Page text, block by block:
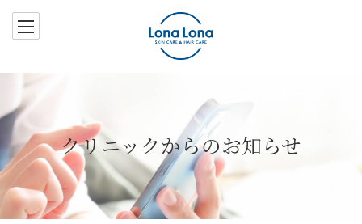
ッ
移
クリニックからのお知らせ